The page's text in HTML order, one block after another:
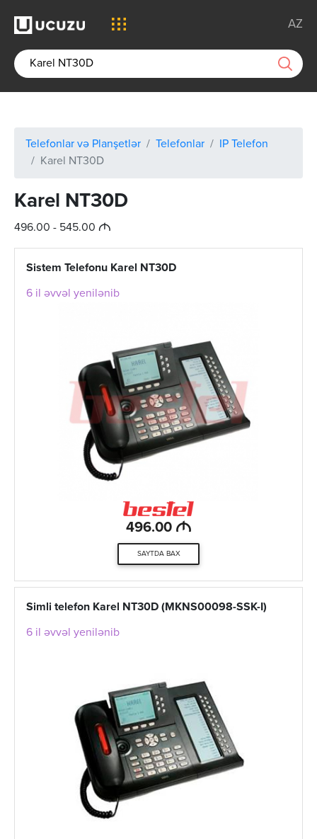
AZ
Telefonlar və Planşetlər Telefonlar
IP Telefon
Karel NT30D
Karel NT30D
496.00 - 545.00 M
Sistem Telefonu Karel NT30D
6 il əvvəl yenilənib
496.00 M
SAYTDA BAX
Simli telefon Karel NT30D (MKNS00098-SSK-I)
6 il əvvəl yenilənib